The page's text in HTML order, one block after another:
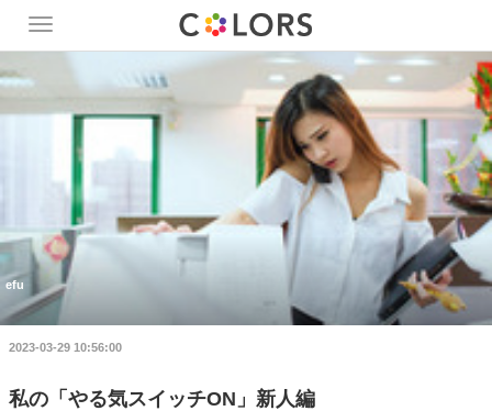
Toggle
navigation
efu
2023-03-29 10:56:00
私の「やる気スイッチON」新人編